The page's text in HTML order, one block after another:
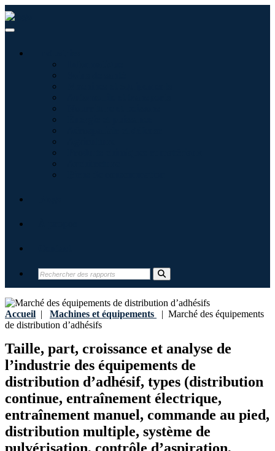
Accueil | Machines et équipements | Marché des équipements
de distribution d’adhésifs
Taille, part, croissance et analyse de
l’industrie des équipements de
distribution d’adhésif, types (distribution
continue, entraînement électrique,
entraînement manuel, commande au pied,
distribution multiple, système de